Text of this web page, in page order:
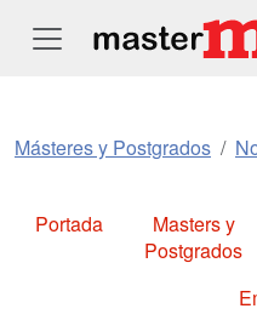
Másteres y Postgrados
Portada
Masters y
Postgrados